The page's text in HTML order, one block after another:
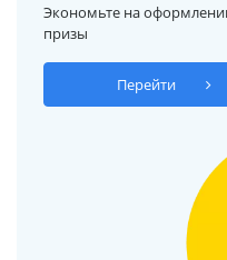
Экономьте на
призы
Перейти